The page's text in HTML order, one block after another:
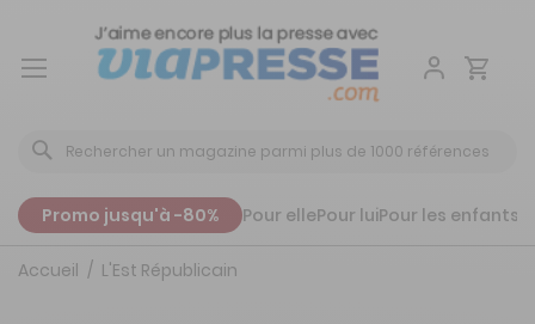
Aller
Promo jusqu'à -80% Pour ellePour luiPour les enfants
Accueil L'Est Républicain